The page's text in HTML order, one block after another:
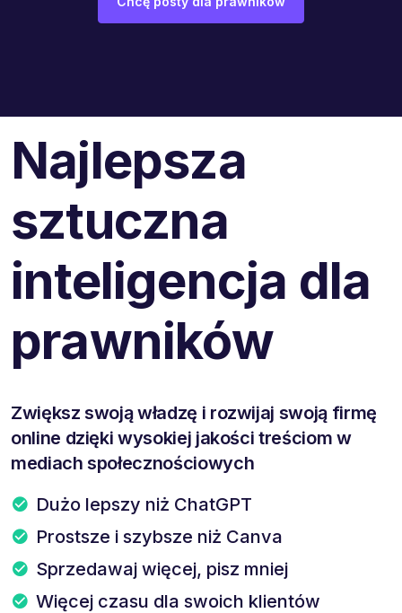
Najlepsza
sztuczna
inteligencja dla
prawników
Zwiększ swoją władzę i rozwijaj swoją firmę
online dzięki wysokiej jakości treściom w
mediach społecznościowych
Dużo lepszy niż ChatGPT
Prostsze i szybsze niż Canva
Sprzedawaj więcej, pisz mniej
Więcej czasu dla swoich klientów